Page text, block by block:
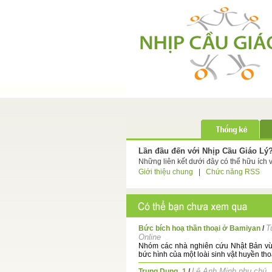
Lần đầu đến với Nhịp Cầu Giáo
Những liên kết dưới đây có thể hữu ích
Giới thiệu chung
Chức năng RSS
Bức bích hoạ thần thoại ở Bamiyan /
Online
Nhóm các nhà nghiên cứu Nhật Bản
bức hình của một loài sinh vật huyền